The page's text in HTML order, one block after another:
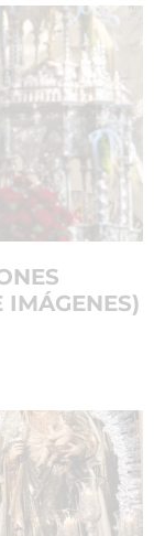
IMÁGENES)